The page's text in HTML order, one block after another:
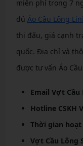
miễn phí trong 7
đủ Áo Cầu Lông
thi đấu, giá cạnh
quốc. Địa chỉ và
được tư vấn Áo
Email Vợt Cầu
Hotline CSKH
Thời gian hoạt
Vợt Cầu Lông